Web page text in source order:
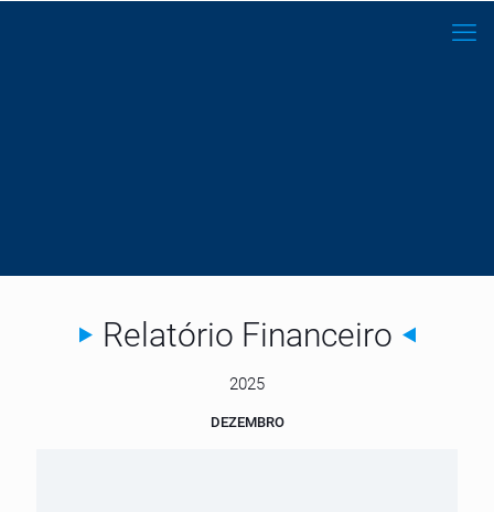
Relatório Financeiro
2025
DEZEMBRO